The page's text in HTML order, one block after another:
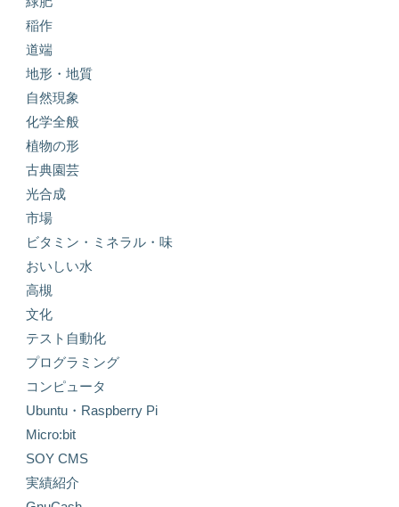
稲作
道端
地形・地質
自然現象
化学全般
植物の形
古典園芸
光合成
市場
ビタミン・ミネラル・味
おいしい水
高槻
文化
テスト自動化
プログラミング
コンピュータ
Ubuntu・Raspberry Pi
Micro:bit
SOY CMS
実績紹介